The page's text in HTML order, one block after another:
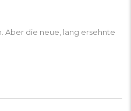
Aber die neue, lang ersehnte